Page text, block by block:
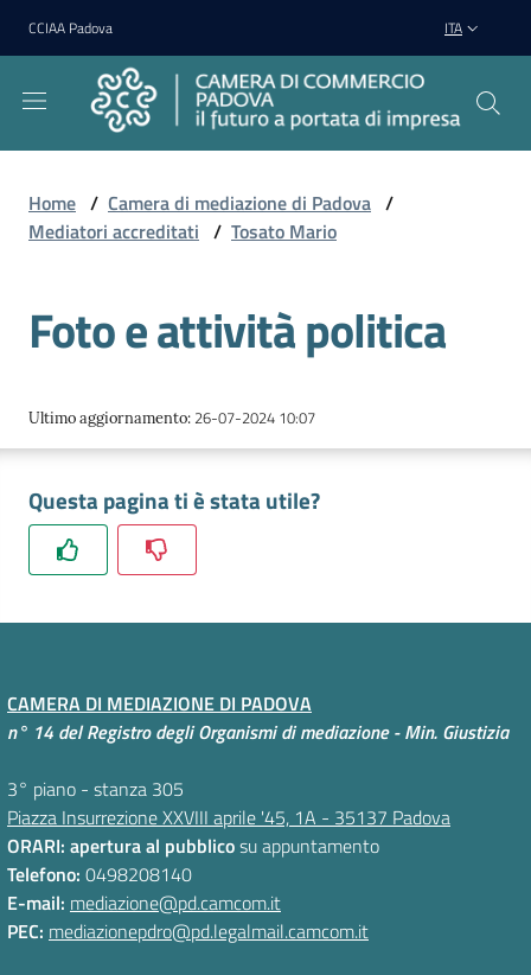
Vai al contenuto
Vai alla navigazione
Vai al footer
CCIAA Padova ITA
Camera
di
Padova
Regolamento
e
Codice
S
A
-
P
a
g
a
Home / Camera di mediazione di Padova /
Mediatori accreditati / Tosato Mario
Foto e attività politica
Ultimo aggiornamento: 26-07-2024 10:07
Questa pagina ti è stata utile?
CAMERA DI MEDIAZIONE DI PADOVA
n° 14 del Registro degli Organismi di mediazione - Min. Giustizia
3° piano - stanza 305
Piazza Insurrezione XXVIII aprile '45, 1A - 35137 Padova
ORARI: apertura al pubblicosu appuntamento
Telefono: 0498208140
E-mail: mediazione@pd.camcom.it
PEC: mediazionepdro@pd.legalmail.camcom.it